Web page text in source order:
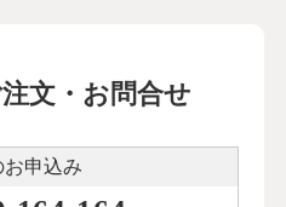
文・お問合せ
申込み